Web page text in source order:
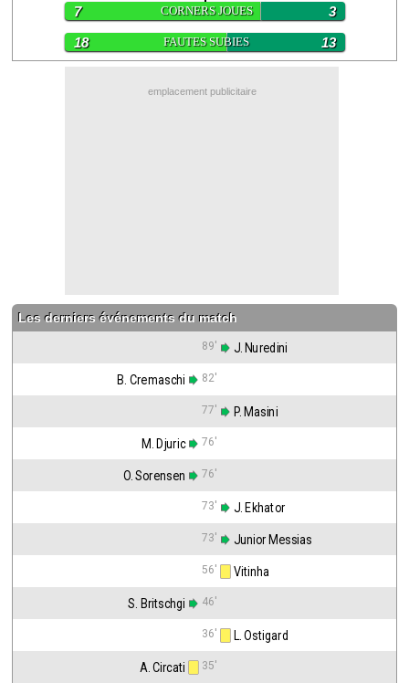
CORNERS JOUES
7 3
FAUTES SUBIES
18 13
emplacement publicitaire
Les derniers événements du match
89' J. Nuredini
B. Cremaschi 82'
77' P. Masini
M. Djuric 76'
O. Sorensen 76'
73' J. Ekhator
73' Junior Messias
56' Vitinha
S. Britschgi 46'
36' L. Ostigard
A. Circati 35'
Contact / Signaler un bug
Recrutement Maxifoot